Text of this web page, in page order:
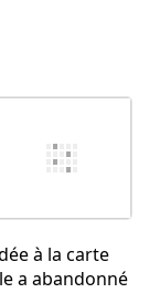
à la carte
a abandonné